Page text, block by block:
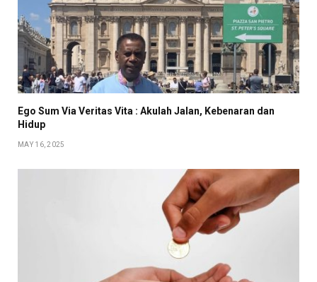
Ego Sum Via Veritas Vita : Akulah Jalan, Kebenaran dan
Hidup
MAY 16, 2025